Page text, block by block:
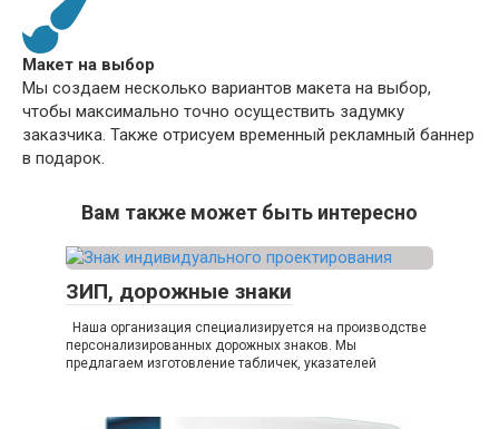
Макет на выбор
Мы создаем несколько вариантов макета на выбор,
чтобы максимально точно осуществить задумку
заказчика. Также отрисуем временный рекламный баннер
в подарок.
Вам также может быть интересно
ЗИП, дорожные знаки
Наша организация специализируется на производстве
персонализированных дорожных знаков. Мы
предлагаем изготовление табличек, указателей